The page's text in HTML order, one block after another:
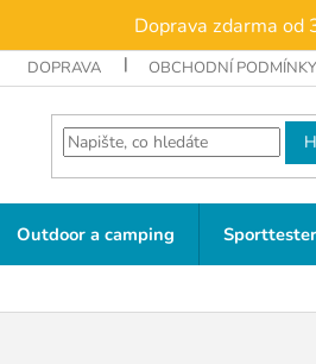
Doprava zdarma od
DOPRAVA OBCHODNÍ PODMÍNKY
Outdoor a camping